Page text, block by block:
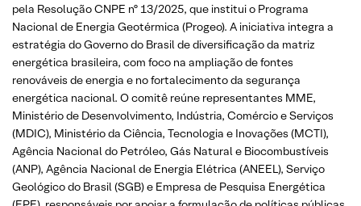
pela Resolução CNPE nº 13/2025, que institui o Programa
Nacional de Energia Geotérmica (Progeo). A iniciativa integra a
estratégia do Governo do Brasil de diversificação da matriz
energética brasileira, com foco na ampliação de fontes
renováveis de energia e no fortalecimento da segurança
energética nacional. O comitê reúne representantes MME,
Ministério de Desenvolvimento, Indústria, Comércio e Serviços
(MDIC), Ministério da Ciência, Tecnologia e Inovações (MCTI),
Agência Nacional do Petróleo, Gás Natural e Biocombustíveis
(ANP), Agência Nacional de Energia Elétrica (ANEEL), Serviço
Geológico do Brasil (SGB) e Empresa de Pesquisa Energética